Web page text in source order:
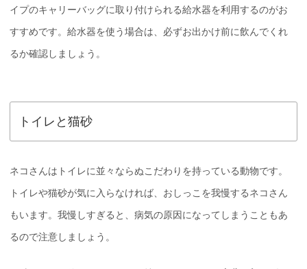
イプのキャリーバッグに取り付けられる給水器を利用するのがお
すすめです。給水器を使う場合は、必ずお出かけ前に飲んでくれ
るか確認しましょう。
トイレと猫砂
ネコさんはトイレに並々ならぬこだわりを持っている動物です。
トイレや猫砂が気に入らなければ、おしっこを我慢するネコさん
もいます。我慢しすぎると、病気の原因になってしまうこともあ
るので注意しましょう。